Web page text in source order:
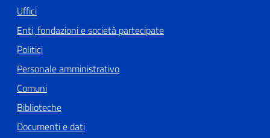
Uffici
Enti, fondazioni e società partecipate
Politici
Personale amministrativo
Comuni
Biblioteche
Documenti e dati